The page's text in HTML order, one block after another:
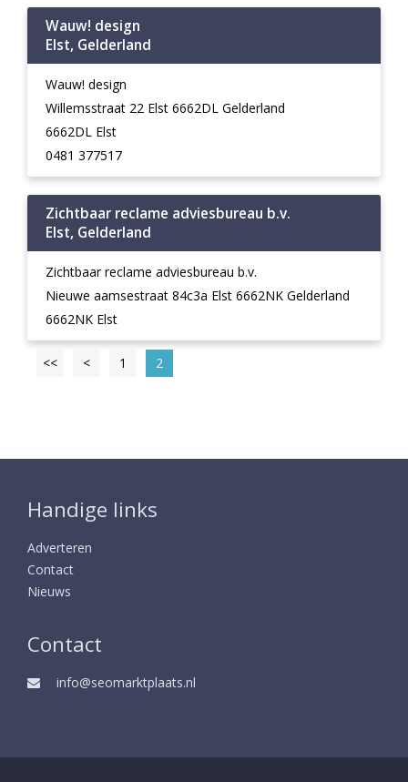
Wauw! design
Elst, Gelderland
Wauw! design
Willemsstraat 22 Elst 6662DL Gelderland
6662DL Elst
0481 377517
Zichtbaar reclame adviesbureau b.v.
Elst, Gelderland
Zichtbaar reclame adviesbureau b.v.
Nieuwe aamsestraat 84c3a Elst 6662NK Gelderland
6662NK Elst
<< < 1 2
Handige links
Adverteren
Contact
Nieuws
Contact
info@seomarktplaats.nl